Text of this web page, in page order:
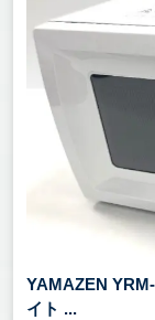
YAMAZEN
イト ...